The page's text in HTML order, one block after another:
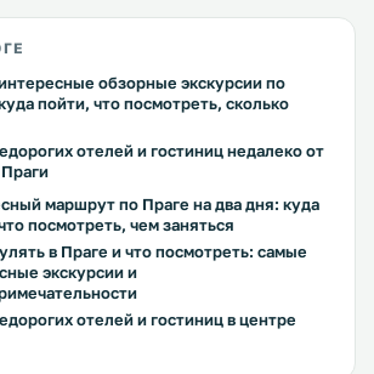
обзорные экскурсии по
пойти, что посмотреть, сколько
отелей и гостиниц недалеко от
маршрут по Праге на два дня: куда
посмотреть, чем заняться
в Праге и что посмотреть: самые
экскурсии и
отелей и гостиниц в центре